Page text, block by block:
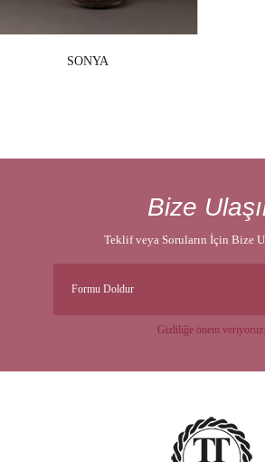
SONYA
Bize
Teklif veya Soruların İçin Bize
Formu Doldur
Gizliliğe önem veriyoruz.